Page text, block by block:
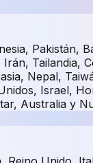
Pakistán,
Irán, Tailandia,
Nepal,
Israel,
Australia y